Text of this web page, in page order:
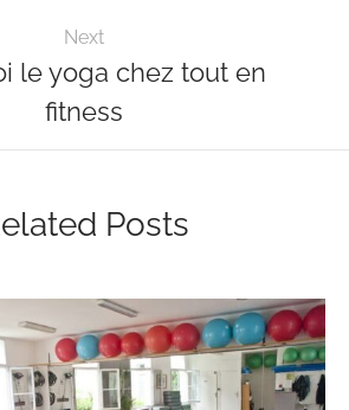
Next
le yoga chez tout en
fitness
Posts